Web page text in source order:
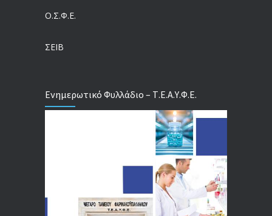
Ο.Σ.Φ.Ε.
ΣΕΙΒ
Ενημερωτικό Φυλλάδιο – Τ.Ε.Α.Υ.Φ.Ε.